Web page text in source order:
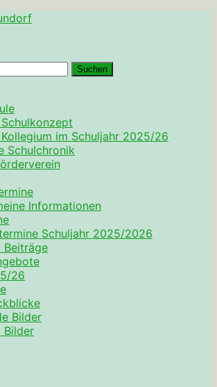
im Schuljahr 2025/26
Schulchronik
Informationen
Schuljahr 2025/2026
Beiträge
26
Bilder
Bilder